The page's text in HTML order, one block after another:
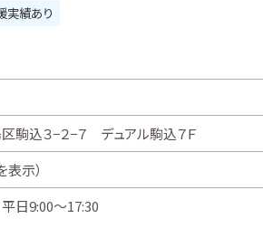
実績あり
駒込３−２−７ デュアル駒込７Ｆ
表示）
日9:00～17:30